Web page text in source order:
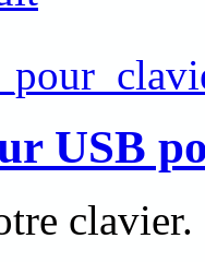
USB
clavier.